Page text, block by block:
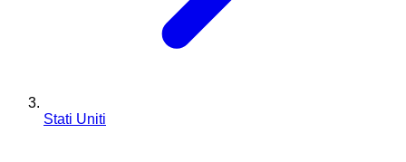
Stati Uniti